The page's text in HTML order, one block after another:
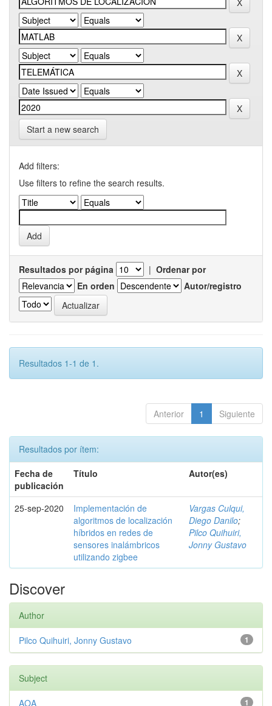
Start a new search
Add filters:
Use filters to refine the search results.
Resultados por página | Ordenar por
En orden
Autor/registro
Resultados 1-1 de 1.
Anterior 1 Siguiente
Resultados por ítem:
Fecha de
publicación
Título Autor(es)
25-sep-2020
Implementación de
algoritmos de localización
híbridos en redes de
sensores inalámbricos
utilizando zigbee
Vargas Culqui,
Diego Danilo;
Pilco Quihuiri,
Jonny Gustavo
Discover
Author
1
Pilco Quihuiri, Jonny Gustavo
Subject
1
AOA